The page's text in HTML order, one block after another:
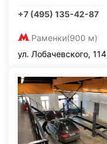
+7 (495) 135-42-87
Раменки(900 м)
ул. Лобачевского, 114